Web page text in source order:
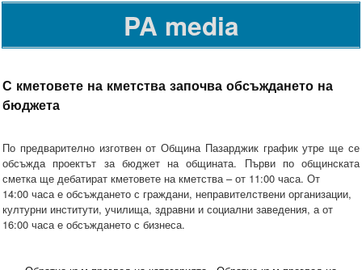
PA media
С кметовете на кметства започва обсъждането на
бюджета
По предварително изготвен от Община Пазарджик график утре ще се
обсъжда проектът за бюджет на общината. Първи по общинската
сметка ще дебатират кметовете на кметства – от 11:00 часа. От
14:00 часа е обсъждането с граждани, неправителствени организации,
културни институти, училища, здравни и социални заведения, а от
16:00 часа е обсъждането с бизнеса.